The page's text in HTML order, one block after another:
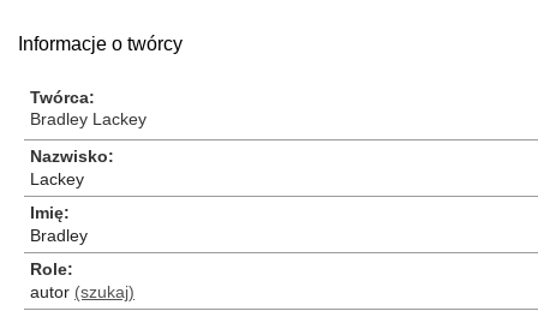
Informacje o twórcy
Twórca
Bradley Lackey
Nazwisko
Lackey
Imię
Bradley
Role
autor (szukaj)